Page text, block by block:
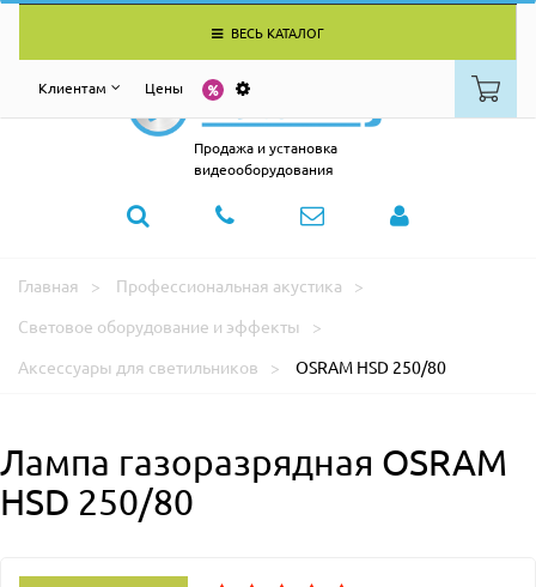
ВЕСЬ КАТАЛОГ
Клиентам Цены
Продажа и установка
видеооборудования
Главная
Профессиональная акустика
Световое оборудование и эффекты
Аксессуары для светильников
OSRAM HSD 250/80
Лампа газоразрядная OSRAM
HSD 250/80